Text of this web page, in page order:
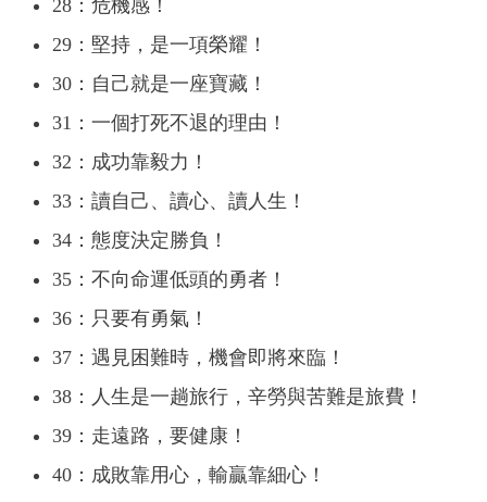
28：危機感！
29：堅持，是一項榮耀！
30：自己就是一座寶藏！
31：一個打死不退的理由！
32：成功靠毅力！
33：讀自己、讀心、讀人生！
34：態度決定勝負！
35：不向命運低頭的勇者！
36：只要有勇氣！
37：遇見困難時，機會即將來臨！
38：人生是一趟旅行，辛勞與苦難是旅費！
39：走遠路，要健康！
40：成敗靠用心，輸贏靠細心！